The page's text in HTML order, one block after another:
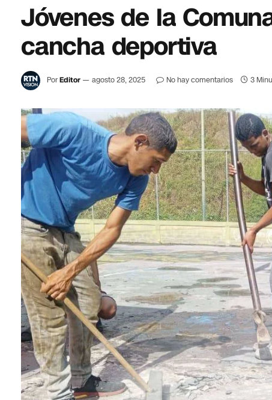
Jóvenes de la
cancha deportiva
PorEditor agosto 28, 2025 No hay comentarios 3